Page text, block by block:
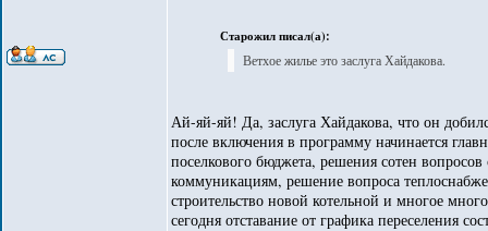
Старожил писал(а):
Ветхое жилье это заслуга Хайдакова.
Ай-яй-яй! Да, заслуга Хайдакова, что он
после включения в программу начинается
поселкового бюджета, решения сотен
коммуникациям, решение вопроса
строительство новой котельной и многое
сегодня отставание от графика переселения